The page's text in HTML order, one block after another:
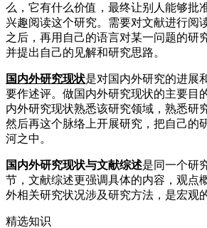
么，它有什么价值，最终让别人能够批
兴趣阅读这个研究。需要对文献进行阅
之后，再用自己的语言对某一问题的研
并提出自己的见解和研究思路。
国内外研究现状是对国内外研究的进展
要作述评。做国内外研究现状的主要目
内外研究现状熟悉该研究领域，熟悉研
然后再这个脉络上开展研究，把自己的
河之中。
国内外研究现状与文献综述是同一个研
节，文献综述更强调具体的内容，观点
外相关研究状况涉及研究方法，是宏观的
精选知识